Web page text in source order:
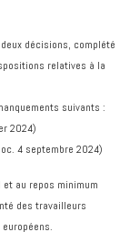
décisions, complété
relatives à la
suivants :
2024)
4 septembre 2024)
au repos minimum
des travailleurs